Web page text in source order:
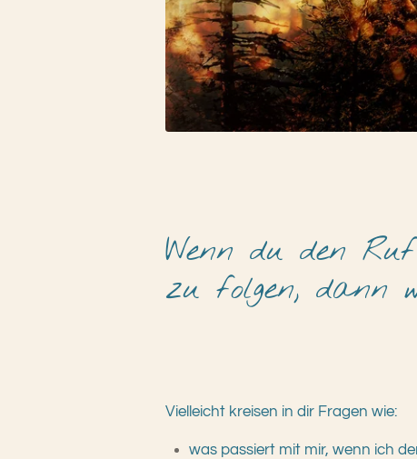
Wenn du den
zu folgen, dann
Vielleicht kreisen in dir Fragen wie:
was passiert mit mir, wenn ich